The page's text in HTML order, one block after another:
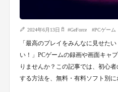
2024年6月13日 #GeForce #PCゲーム
「最高のプレイをみんなに見せた
い！」PCゲームの録画や画面キャ
りませんか？この記事では、初心
する方法を、無料・有料ソフト別